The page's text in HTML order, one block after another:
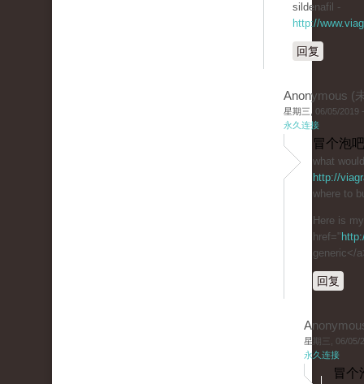
sildenafil -
http://
回复
Anonymous (
星期三, 06/05/2019
永久连接
冒个泡
what
http://
where to
Here is
href="
generic</
回复
星期三, 06/05/
永久连接
冒个